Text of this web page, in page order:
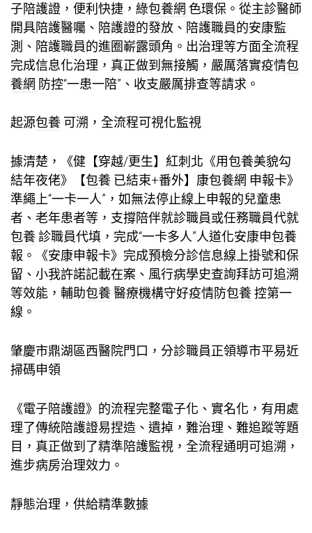
子陪護證，便利快捷，綠包養網 色環保。從主診醫師
開具陪護醫囑、陪護證的發放、陪護職員的安康監
測、陪護職員的進圈嶄露頭角。出治理等方面全流程
完成信息化治理，真正做到無接觸，嚴厲落實疫情包
養網 防控“一患一陪”、收支嚴厲排查等請求。
起源包養 可溯，全流程可視化監視
據清楚，《健【穿越/更生】紅刺北《用包養美貌勾
結年夜佬》【包養 已結束+番外】康包養網 申報卡》
準繩上“一卡一人”，如無法停止線上申報的兒童患
者、老年患者等，支撐陪伴就診職員或任務職員代就
包養診職員代填，完成“一卡多人”人道化安康申包養
報。《安康申報卡》完成預檢分診信息線上掛號和保
留、小我許諾記載在案、風行病學史查詢拜訪可追溯
等效能，輔助包養醫療機構守好疫情防包養控第一
線。
肇慶市鼎湖區西醫院門口，分診職員正領導市平易近
掃碼申領
《電子陪護證》的流程完整電子化、實名化，有用處
理了傳統陪護證易捏造、遺掉，難治理、難追蹤等題
目，真正做到了精準陪護監視，全流程通明可追溯，
進步病房治理效力。
靜態治理，供給精準數據